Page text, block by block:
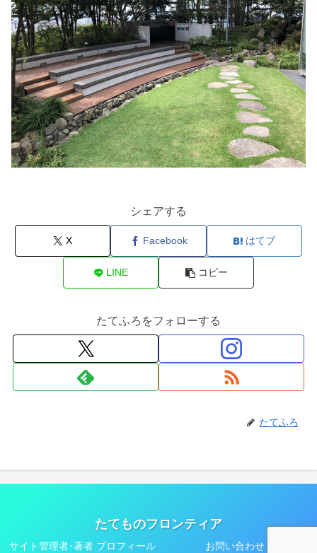
シェアする
X Facebook はてブ
LINE コピー
たてふろをフォローする
たてふろ
たてものフロンティア
サイト管理者･著者 プロフィール お問い合わせ